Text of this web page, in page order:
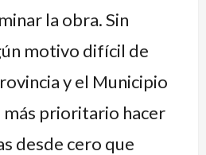
la obra. Sin
motivo difícil de
y el Municipio
más prioritario hacer
desde cero que